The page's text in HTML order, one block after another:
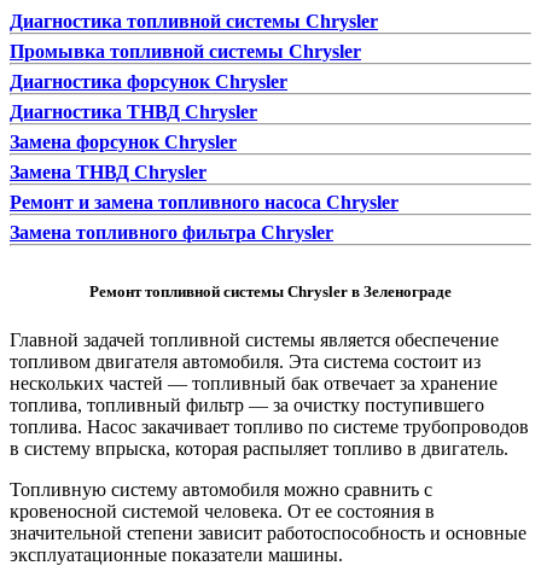
Диагностика топливной системы Chrysler
Промывка топливной системы Chrysler
Диагностика форсунок Chrysler
Диагностика ТНВД Chrysler
Замена форсунок Chrysler
Замена ТНВД Chrysler
Ремонт и замена топливного насоса Chrysler
Замена топливного фильтра Chrysler
Ремонт топливной системы Chrysler в Зеленограде
Главной задачей топливной системы является обеспечение
топливом двигателя автомобиля. Эта система состоит из
нескольких частей — топливный бак отвечает за хранение
топлива, топливный фильтр — за очистку поступившего
топлива. Насос закачивает топливо по системе трубопроводов
в систему впрыска, которая распыляет топливо в двигатель.
Топливную систему автомобиля можно сравнить с
кровеносной системой человека. От ее состояния в
значительной степени зависит работоспособность и основные
эксплуатационные показатели машины.